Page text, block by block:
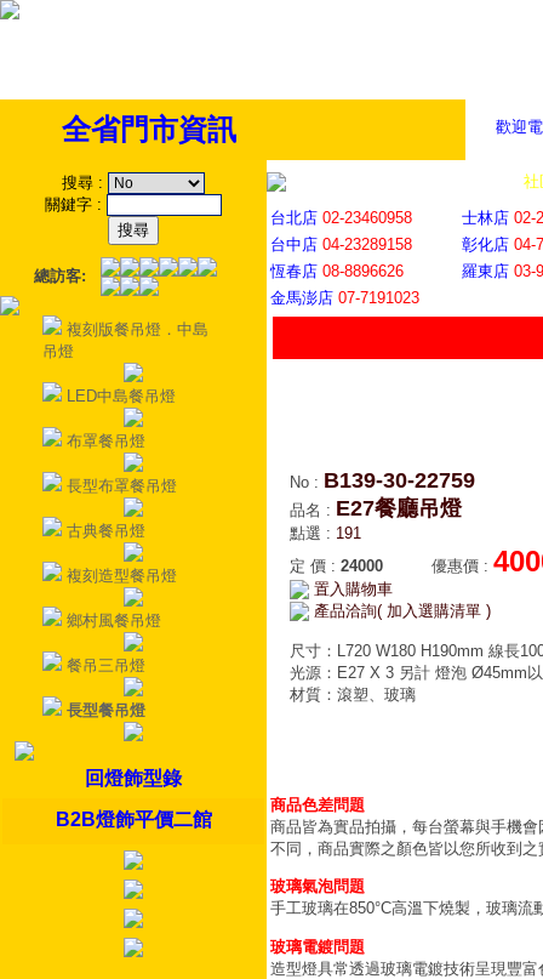
歡迎
全省門市資訊
搜尋 :
關鍵字 :
總訪客:
複刻版餐吊燈．中島
吊燈
LED中島餐吊燈
布罩餐吊燈
長型布罩餐吊燈
古典餐吊燈
複刻造型餐吊燈
鄉村風餐吊燈
餐吊三吊燈
長型餐吊燈
回燈飾型錄
B2B燈飾平價二館
社
台北店 02-23460958 士林店 02-
台中店 04-23289158 彰化店 04-
恆春店 08-8896626 羅東店 03-
金馬澎店 07-7191023
No : B139-30-22759
品名 : E27餐廳吊燈
點選 : 191
定 價 : 24000 優惠價 :
置入購物車
產品洽詢( 加入選購清單 )
尺寸：L720 W180 H190mm 線長
光源：E27 X 3 另計 燈泡 Ø45mm
材質：滾塑、玻璃
商品色差問題
商品皆為實品拍攝，每台螢幕與手機
不同，商品實際之顏色皆以您所收到之
玻璃氣泡問題
手工玻璃在850°C高溫下燒製，玻璃
玻璃電鍍問題
造型燈具常透過玻璃電鍍技術呈現豐